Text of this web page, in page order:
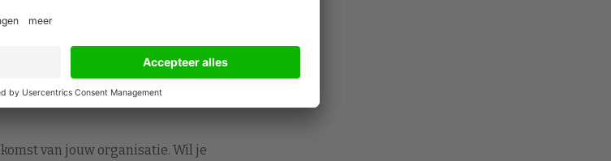
af dat mails die ’s
werkdag hoeven te
staan.
van jouw organisatie. Wil je